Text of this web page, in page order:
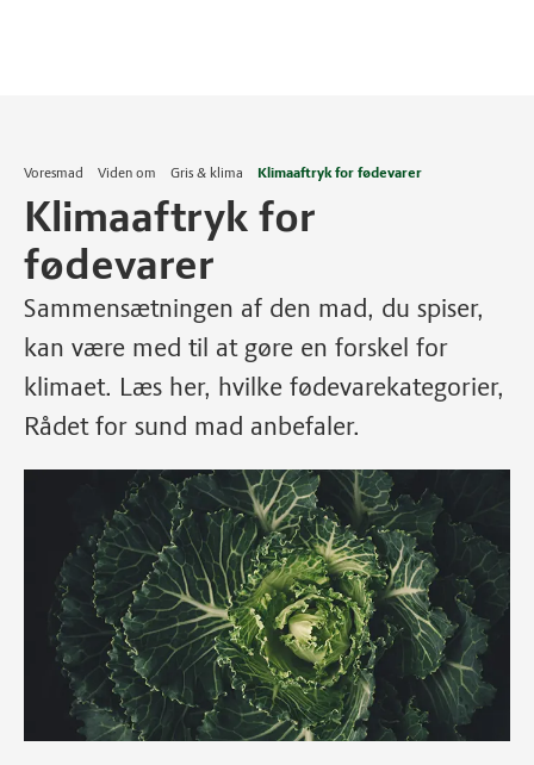
Voresmad Viden om Gris & klima Klimaaftryk for fødevarer
Klimaaftryk for
fødevarer
Sammensætningen af den mad, du spiser,
kan være med til at gøre en forskel for
klimaet. Læs her, hvilke fødevarekategorier,
Rådet for sund mad anbefaler.